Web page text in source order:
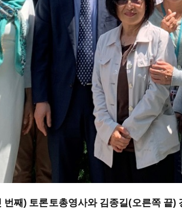
째) 토론토총영사와 김종길(오른쪽 끝)